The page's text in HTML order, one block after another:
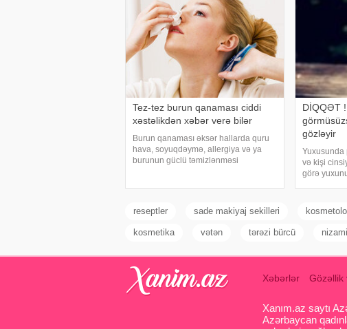
Tez-tez burun qanaması ciddi
xəstəlikdən xəbər verə bilər
Burun qanaması əksər hallarda quru
hava, soyuqdəymə, allergiya və ya
burunun güclü təmizlənməsi
DİQQƏT
gözləyir
Yuxusunda
və kişi
görə
şəxsiyyətə
reseptler sade makiyaj sekilleri
kosmetika vətən tərəzi bürcü
Xəbərlər Gözəllik
Xanım.az saytı
Azərbaycan